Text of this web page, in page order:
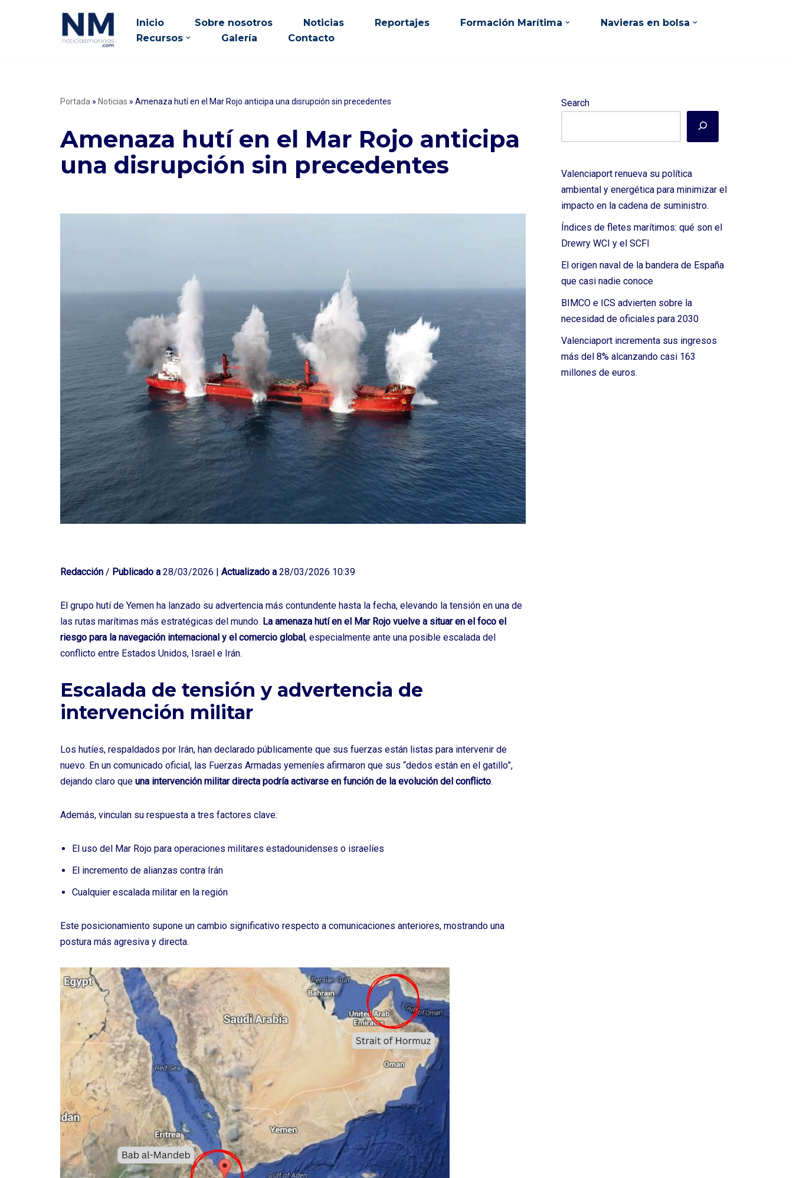
Inicio Sobre nosotros Noticias Reportajes Formación Marítima
Navieras en bolsa
Recursos
Galería Contacto
Portada » Noticias » Amenaza hutí en el Mar Rojo anticipa una disrupción sin precedentes
Amenaza hutí en el Mar Rojo anticipa
una disrupción sin precedentes
Redacción / Publicado a 28/03/2026 | Actualizado a 28/03/2026 10:39
El grupo hutí de Yemen ha lanzado su advertencia más contundente hasta la fecha, elevando la tensión en una de
las rutas marítimas más estratégicas del mundo. La amenaza hutí en el Mar Rojo vuelve a situar en el foco el
riesgo para la navegación internacional y el comercio global, especialmente ante una posible escalada del
conflicto entre Estados Unidos, Israel e Irán.
Escalada de tensión y advertencia de
intervención militar
Los hutíes, respaldados por Irán, han declarado públicamente que sus fuerzas están listas para intervenir de
nuevo. En un comunicado oficial, las Fuerzas Armadas yemeníes afirmaron que sus “dedos están en el gatillo”,
dejando claro que una intervención militar directa podría activarse en función de la evolución del conflicto.
Además, vinculan su respuesta a tres factores clave:
El uso del Mar Rojo para operaciones militares estadounidenses o israelíes
El incremento de alianzas contra Irán
Cualquier escalada militar en la región
Este posicionamiento supone un cambio significativo respecto a comunicaciones anteriores, mostrando una
postura más agresiva y directa.
Search
Valenciaport renueva su política
ambiental y energética para minimizar el
impacto en la cadena de suministro.
Índices de fletes marítimos: qué son el
Drewry WCI y el SCFI
El origen naval de la bandera de España
que casi nadie conoce
BIMCO e ICS advierten sobre la
necesidad de oficiales para 2030
Valenciaport incrementa sus ingresos
más del 8% alcanzando casi 163
millones de euros.